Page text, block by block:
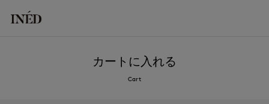
カートに入れる
Cart